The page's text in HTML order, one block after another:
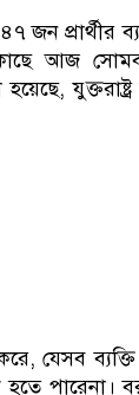
জন প্রার্থীর
আজ
যুক্তরাষ্ট্র
যেসব
পারেনা।